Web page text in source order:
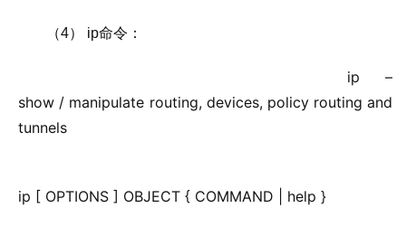
（4） ip命令：
ip –
show / manipulate routing, devices, policy routing and
tunnels
ip [ OPTIONS ] OBJECT { COMMAND | help }